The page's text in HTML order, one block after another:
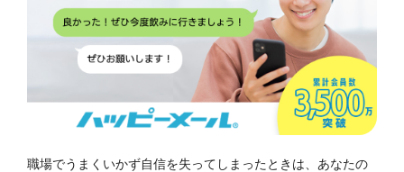
職場でうまくいかず自信を失ってしまったときは、あなたの